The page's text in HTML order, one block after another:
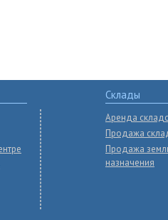
Склады
Аренда
Продажа
Продажа
назначения